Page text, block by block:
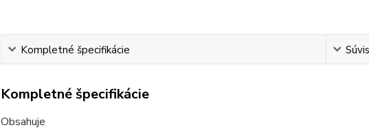
Kompletné špecifikácie
Kompletné špecifikácie
Obsahuje